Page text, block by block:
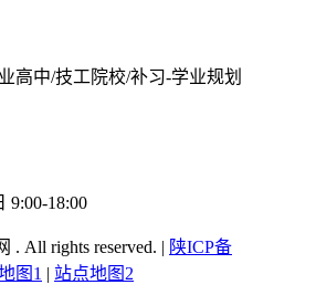
高中/技工院校/补习-学业规划
9:00-18:00
. All rights reserved. | 陕ICP备
图1 | 站点地图2